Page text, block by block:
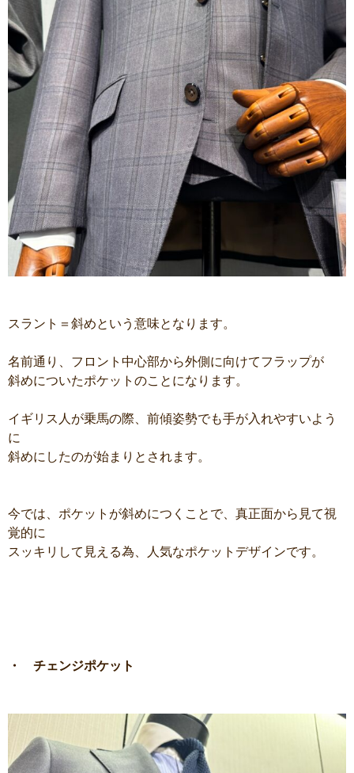
スラント＝斜めという意味となります。
名前通り、フロント中心部から外側に向けてフラップが
斜めについたポケットのことになります。
イギリス人が乗馬の際、前傾姿勢でも手が入れやすいよう
に
斜めにしたのが始まりとされます。
今では、ポケットが斜めにつくことで、真正面から見て視
覚的に
スッキリして見える為、人気なポケットデザインです。
・ チェンジポケット